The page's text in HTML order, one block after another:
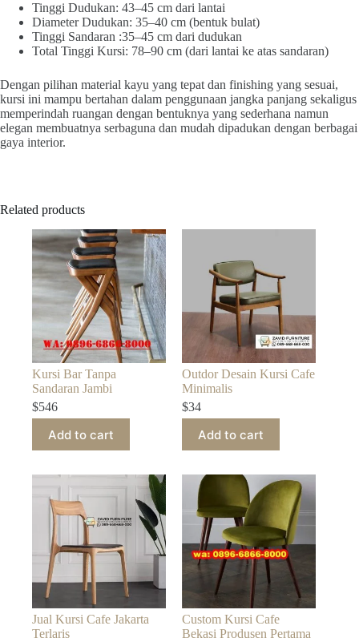
Tinggi Dudukan: 43–45 cm dari lantai
Diameter Dudukan: 35–40 cm (bentuk bulat)
Tinggi Sandaran :35–45 cm dari dudukan
Total Tinggi Kursi: 78–90 cm (dari lantai ke atas sandaran)
Dengan pilihan material kayu yang tepat dan finishing yang sesuai,
kursi ini mampu bertahan dalam penggunaan jangka panjang sekaligus
memperindah ruangan dengan bentuknya yang sederhana namun
elegan membuatnya serbaguna dan mudah dipadukan dengan berbagai
gaya interior.
Related products
Kursi Bar Tanpa
Sandaran Jambi
$546
Add to cart
Outdor Desain Kursi Cafe
Minimalis
$34
Add to cart
Jual Kursi Cafe Jakarta
Terlaris
Custom Kursi Cafe
Bekasi Produsen Pertama